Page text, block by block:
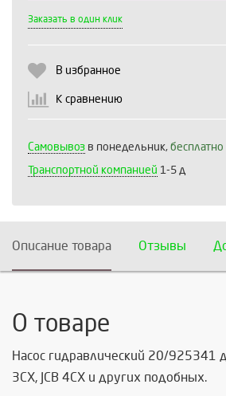
Заказать в один клик
В избранное
К сравнению
Самовывоз в понедельник, бесплатно
Транспортной компанией 1-5 д
Описание товара Отзывы
О товаре
Насос гидравлический 20/925341
3CX, JCB 4CX и других подобных.